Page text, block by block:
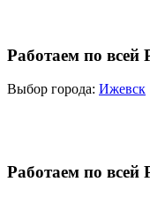
Работаем по всей
Выбор города: Ижевск
Работаем по всей